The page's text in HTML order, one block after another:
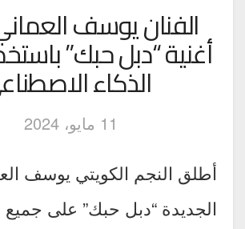
الفنان يوسف
أغنية “دبل حبك”
الذكاء
11 مايو، 2024
أطلق النجم الكويتي يوسف
الجديدة “دبل حبك” على